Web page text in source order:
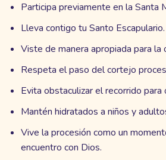
Participa previamente en la Santa
Lleva contigo tu Santo Escapulario.
Viste de manera apropiada para la
Respeta el paso del cortejo
Evita obstaculizar el recorrido
Mantén hidratados a niños y
Vive la procesión como un
encuentro con Dios.